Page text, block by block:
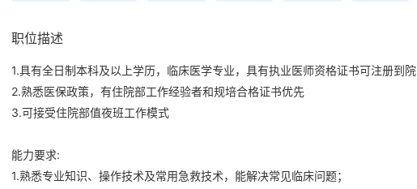
职位描述
1.具有全日制本科及以上学历，临床医学专业，具有执业医师资格证书可注册到院
2.熟悉医保政策，有住院部工作经验者和规培合格证书优先
3.可接受住院部值夜班工作模式
能力要求:
1.熟悉专业知识、操作技术及常用急救技术，能解决常见临床问题；